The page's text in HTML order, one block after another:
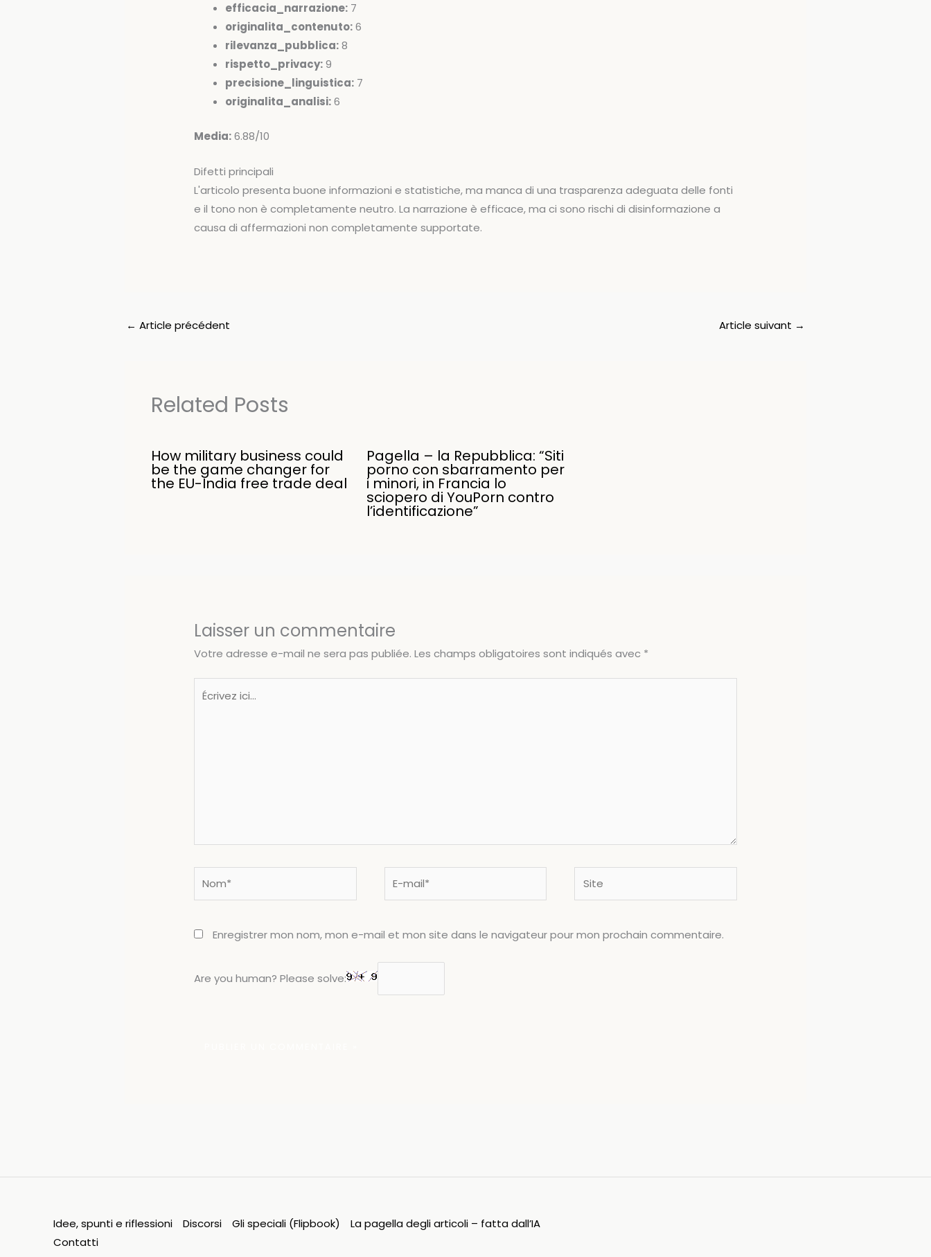
efficacia_narrazione: 7
originalita_contenuto:6
rilevanza_pubblica:8
rispetto_privacy:9
precisione_linguistica: 7
originalita_analisi:6
Media:6.88/10
Difetti principali
L'articolo presenta buone informazioni e statistiche, ma manca di una trasparenza adeguata delle fonti
e il tono non è completamente neutro. La narrazione è efficace, ma ci sono rischi di disinformazione a
causa di affermazioni non completamente supportate.
← Article précédent Article suivant →
Related Posts
How military business could
be the game changer for
the EU-India free trade deal
Pagella – la Repubblica: “Siti
porno con sbarramento per
i minori, in Francia lo
sciopero di YouPorn contro
l’identificazione”
Laisser un commentaire
Votre adresse e-mail ne sera pas publiée. Les champs obligatoires sont indiqués avec *
Enregistrer mon nom, mon e-mail et mon site dans le navigateur pour mon prochain commentaire.
Are you human? Please solve:
Idee, spunti e riflessioni Discorsi Gli speciali (Flipbook)
La pagella degli articoli – fatta dall’IA
Contatti